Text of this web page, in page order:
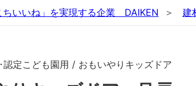
ちいいね」を実現する企業 DAIKEN 建
認定こども園用 / おもいやりキッズドア